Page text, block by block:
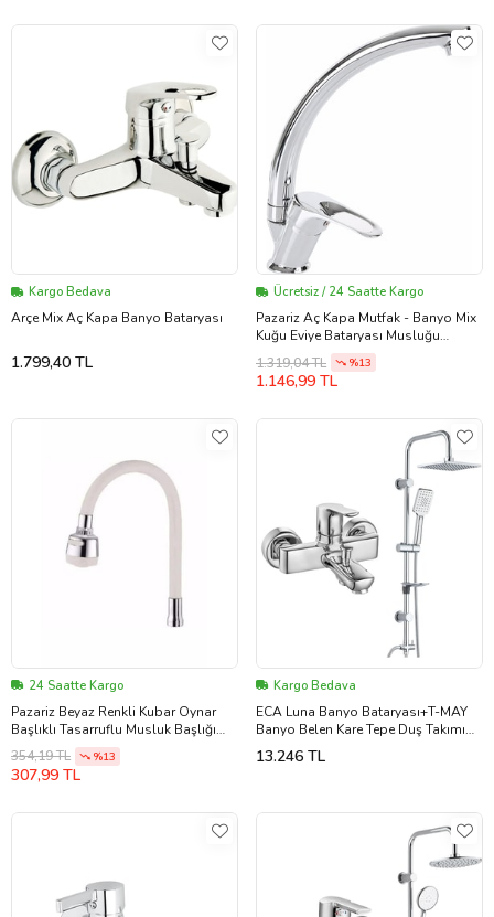
Kargo Bedava
Arçe Mix Aç Kapa Banyo Bataryası
1.799,40 TL
Ücretsiz / 24 Saatte Kargo
Pazariz Aç Kapa Mutfak - Banyo Mix
Kuğu Eviye Bataryası Musluğu
(Bronz)
1.319,04 TL %13
1.146,99 TL
24 Saatte Kargo
Pazariz Beyaz Renkli Kubar Oynar
Başlıklı Tasarruflu Musluk Başlığı
(Krom)
354,19 TL %13
307,99 TL
Kargo Bedava
ECA Luna Banyo Bataryası+T-MAY
Banyo Belen Kare Tepe Duş Takımı
Seti Paslanmaz K (Krom)
13.246 TL